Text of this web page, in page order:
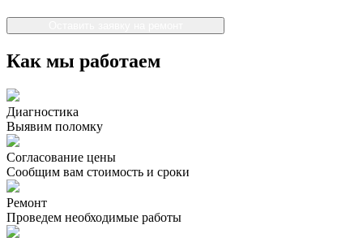
Как мы работаем
Диагностика
Выявим поломку
Согласование цены
Сообщим вам стоимость и сроки
Ремонт
Проведем необходимые работы